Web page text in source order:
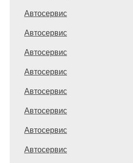
Автосервис
Автосервис
Автосервис
Автосервис
Автосервис
Автосервис
Автосервис
Автосервис